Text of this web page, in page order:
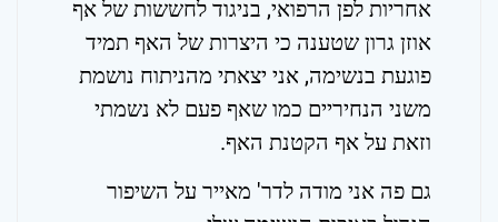
אחריות לפן הרפואי, בניגוד לחששות של אף
אוזן גרון שטענה כי היצרות של האף תמיד
פוגעת בנשימה, אני יצאתי מהניתוח נושמת
משני הנחיריים כמו שאף פעם לא נשמתי
וזאת על אף הקטנת האף.
גם פה אני מודה לדר' מאייר על השיפור